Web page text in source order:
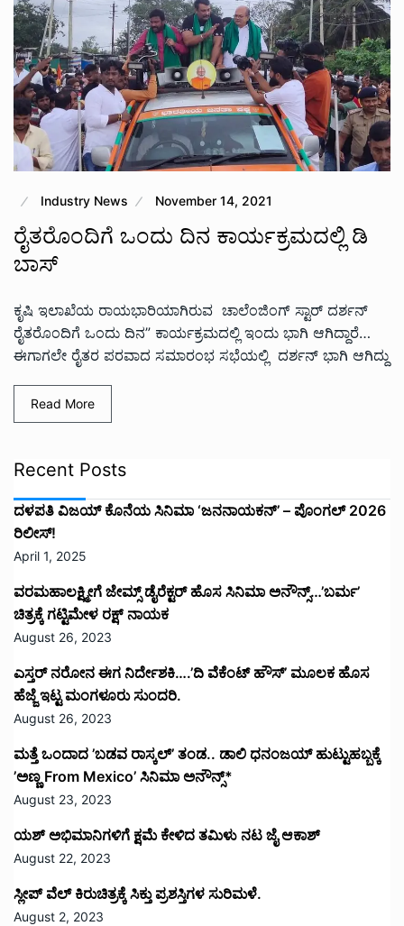
Industry News November 14, 2021
ರೈತರೊಂದಿಗೆ ಒಂದು ದಿನ ಕಾರ್ಯಕ್ರಮದಲ್ಲಿ ಡಿ
ಬಾಸ್
ಕೃಷಿ ಇಲಾಖೆಯ ರಾಯಭಾರಿಯಾಗಿರುವ ಚಾಲೆಂಜಿಂಗ್ ಸ್ಟಾರ್ ದರ್ಶನ್
ರೈತರೊಂದಿಗೆ ಒಂದು ದಿನ” ಕಾರ್ಯಕ್ರಮದಲ್ಲಿ ಇಂದು ಭಾಗಿ ಆಗಿದ್ದಾರೆ…
ಈಗಾಗಲೇ ರೈತರ ಪರವಾದ ಸಮಾರಂಭ ಸಭೆಯಲ್ಲಿ ದರ್ಶನ್ ಭಾಗಿ ಆಗಿದ್ದು
Read More
Recent Posts
ದಳಪತಿ ವಿಜಯ್‌ ಕೊನೆಯ ಸಿನಿಮಾ ‘ಜನನಾಯಕನ್’ – ಪೊಂಗಲ್ 2026
ರಿಲೀಸ್!
April 1, 2025
ವರಮಹಾಲಕ್ಷ್ಮೀಗೆ ಜೇಮ್ಸ್ ಡೈರೆಕ್ಟರ್ ಹೊಸ ಸಿನಿಮಾ ಅನೌನ್ಸ್…’ಬರ್ಮ’
ಚಿತ್ರಕ್ಕೆ ಗಟ್ಟಿಮೇಳ ರಕ್ಷ್ ನಾಯಕ
August 26, 2023
ಎಸ್ತರ್ ನರೋನ ಈಗ ನಿರ್ದೇಶಕಿ….’ದಿ ವೆಕೆಂಟ್ ಹೌಸ್‌’‌ ಮೂಲಕ ಹೊಸ
ಹೆಜ್ಜೆ ಇಟ್ಟ ಮಂಗಳೂರು ಸುಂದರಿ.
August 26, 2023
ಮತ್ತೆ ಒಂದಾದ ’ಬಡವ ರಾಸ್ಕಲ್’ ತಂಡ.. ಡಾಲಿ ಧನಂಜಯ್ ಹುಟ್ಟುಹಬ್ಬಕ್ಕೆ
’ಅಣ್ಣ From Mexico’ ಸಿನಿಮಾ ಅನೌನ್ಸ್*
August 23, 2023
ಯಶ್ ಅಭಿಮಾನಿಗಳಿಗೆ ಕ್ಷಮೆ ಕೇಳಿದ ತಮಿಳು ನಟ ಜೈ ಆಕಾಶ್
August 22, 2023
ಸ್ಲೀಪ್ ವೆಲ್ ಕಿರುಚಿತ್ರಕ್ಕೆ ಸಿಕ್ತು ಪ್ರಶಸ್ತಿಗಳ ಸುರಿಮಳೆ.
August 2, 2023